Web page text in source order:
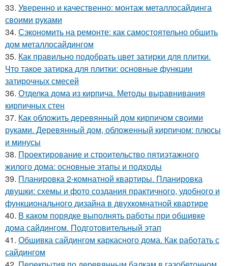
33. Уверенно и качественно: монтаж металлосайдинга
своими руками
34. Сэкономить на ремонте: как самостоятельно обшить
дом металлосайдингом
35. Как правильно подобрать цвет затирки для плитки.
Что такое затирка для плитки: основные функции
затирочных смесей
36. Отделка дома из кирпича. Методы выравнивания
кирпичных стен
37. Как обложить деревянный дом кирпичом своими
руками. Деревянный дом, обложенный кирпичом: плюсы
и минусы
38. Проектирование и строительство пятиэтажного
жилого дома: основные этапы и подходы
39. Планировка 2-комнатной квартиры. Планировка
двушки: схемы и фото создания практичного, удобного и
функционального дизайна в двухкомнатной квартире
40. В каком порядке выполнять работы при обшивке
дома сайдингом. Подготовительный этап
41. Обшивка сайдингом каркасного дома. Как работать с
сайдингом